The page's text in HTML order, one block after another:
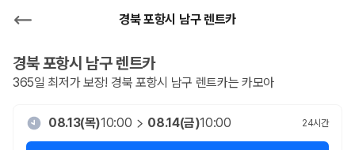
경북 포항시 남구 렌트카
경북 포항시 남구렌트카
365일 최저가 보장! 경북 포항시 남구 렌트카는 카모아
08.13(목)10:00 08.14(금)10:00 24시간